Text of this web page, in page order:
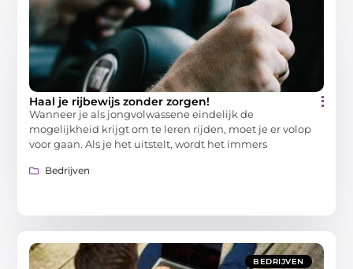
Haal je rijbewijs zonder zorgen!
Wanneer je als jongvolwassene eindelijk de
mogelijkheid krijgt om te leren rijden, moet je er volop
voor gaan. Als je het uitstelt, wordt het immers
Bedrijven
BEDRIJVEN